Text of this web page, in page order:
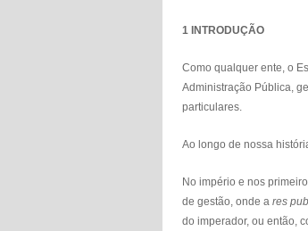
1 INTRODUÇÃO
Como qualquer ente, o
Administração Pública,
particulares.
Ao longo de nossa
No império e nos
de gestão, onde a res
do imperador, ou então,